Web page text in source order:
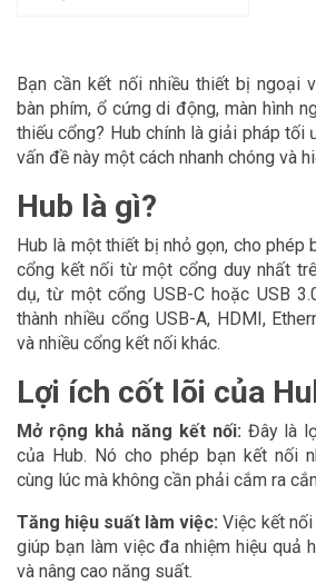
Bạn cần kết nối nhiều thiết bị ngoại
bàn phím, ổ cứng di động, màn hình
thiếu cổng? Hub chính là giải pháp tối
vấn đề này một cách nhanh chóng và
Hub là gì?
Hub là một thiết bị nhỏ gọn, cho phép
cổng kết nối từ một cổng duy nhất
dụ, từ một cổng USB-C hoặc USB
thành nhiều cổng USB-A, HDMI,
và nhiều cổng kết nối khác.
Lợi ích cốt lõi của
Mở rộng khả năng kết nối: Đây là
của Hub. Nó cho phép bạn kết nối
cùng lúc mà không cần phải cắm ra
Tăng hiệu suất làm việc: Việc kết
giúp bạn làm việc đa nhiệm hiệu quả
và nâng cao năng suất.